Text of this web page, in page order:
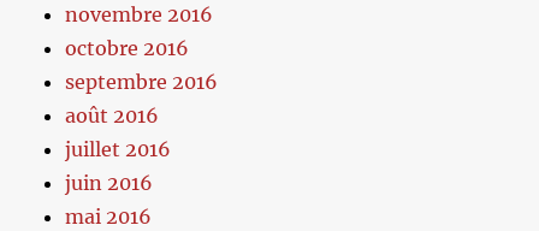
novembre 2016
octobre 2016
septembre 2016
août 2016
juillet 2016
juin 2016
mai 2016